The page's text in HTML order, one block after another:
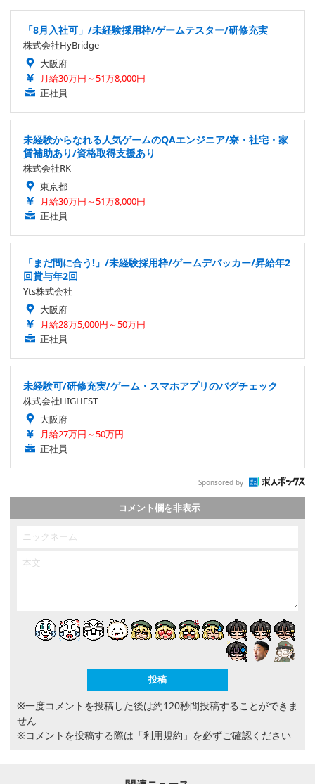
「8月入社可」/未経験採用枠/ゲームテスター/研修充実
株式会社HyBridge
大阪府
月給30万円～51万8,000円
正社員
未経験からなれる人気ゲームのQAエンジニア/寮・社宅・家
賃補助あり/資格取得支援あり
株式会社RK
東京都
月給30万円～51万8,000円
正社員
「まだ間に合う!」/未経験採用枠/ゲームデバッカー/昇給年2
回賞与年2回
Yts株式会社
大阪府
月給28万5,000円～50万円
正社員
未経験可/研修充実/ゲーム・スマホアプリのバグチェック
株式会社HIGHEST
大阪府
月給27万円～50万円
正社員
Sponsored by
コメント欄を非表示
※一度コメントを投稿した後は約120秒間投稿することができま
せん
※コメントを投稿する際は 「利用規約」 を必ずご確認ください